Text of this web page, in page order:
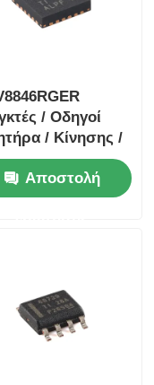
/ Οδηγοί
/ Κίνησης /
1.4A
Οδηγός
Stpr Mo Tor
Αποστολή